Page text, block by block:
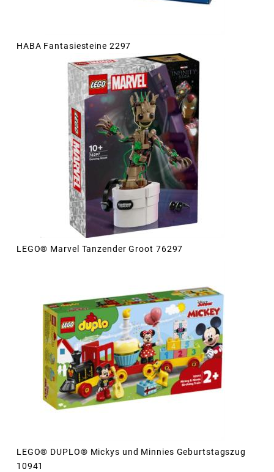
HABA Fantasiesteine 2297
LEGO® Marvel Tanzender Groot 76297
LEGO® DUPLO® Mickys und Minnies Geburtstagszug
10941